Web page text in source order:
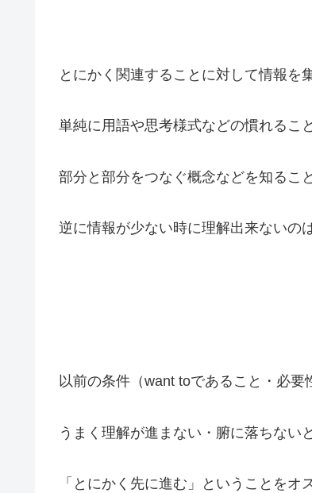
とにかく関連することに対して情報を
単純に用語や思考様式などの慣れるこ
部分と部分をつなぐ概念などを知るこ
逆に情報が少ない時に理解出来ないの
以前の条件（want toであること・必要
うまく理解が進まない・腑に落ちない
「とにかく先に進む」ということをオ